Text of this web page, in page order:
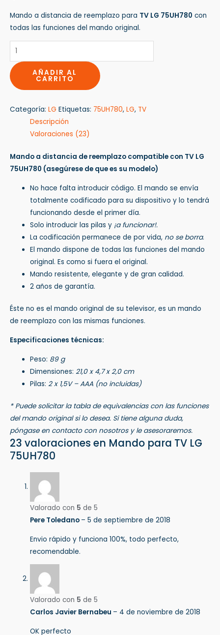
Mando a distancia de reemplazo para TV LG 75UH780 con
todas las funciones del mando original.
AÑADIR AL
CARRITO
Categoría: LG Etiquetas: 75UH780, LG, TV
Descripción
Valoraciones (23)
Mando a distancia de reemplazo compatible con TV LG
75UH780 (asegúrese de que es su modelo)
No hace falta introducir código. El mando se envía
totalmente codificado para su dispositivo y lo tendrá
funcionando desde el primer día.
Solo introducir las pilas y ¡a funcionar!.
La codificación permanece de por vida, no se borra.
El mando dispone de todas las funciones del mando
original. Es como si fuera el original.
Mando resistente, elegante y de gran calidad.
2 años de garantía.
Éste no es el mando original de su televisor, es un mando
de reemplazo con las mismas funciones.
Especificaciones técnicas:
Peso: 89 g
Dimensiones:21,0 x 4,7 x 2,0 cm
Pilas:2 x 1,5V – AAA (no incluidas)
* Puede solicitar la tabla de equivalencias con las funciones
del mando original si lo desea. Si tiene alguna duda,
póngase en contacto con nosotros y le asesoraremos.
23 valoraciones en Mando para TV LG
75UH780
Valorado con 5 de 5
Pere Toledano – 5 de septiembre de 2018
Envio rápido y funciona 100%, todo perfecto,
recomendable.
Valorado con 5 de 5
Carlos Javier Bernabeu – 4 de noviembre de 2018
OK perfecto